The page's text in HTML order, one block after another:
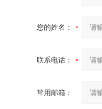
您的姓名：
联系电话：
常用邮箱：